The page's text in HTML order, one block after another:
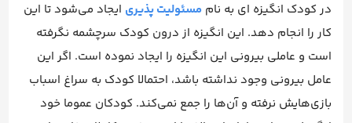
در کودک انگیزه ای به نام مسئولیت پذیری ایجاد می‌شود تا این
کار را انجام دهد. این انگیزه از درون کودک سرچشمه نگرفته
است و عاملی بیرونی این انگیزه را ایجاد نموده است. اگر این
عامل بیرونی وجود نداشته باشد، احتمالا کودک به سراغ اسباب
بازی‌هایش نرفته و آن‌ها را جمع نمی‌کند. کودکان عموما خود